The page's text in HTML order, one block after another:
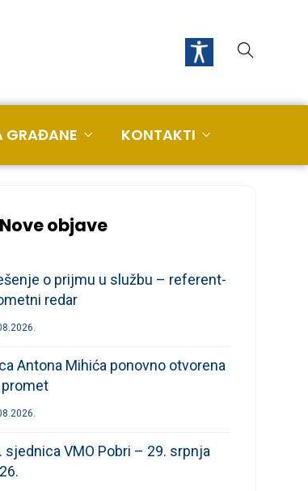
GRAĐANE KONTAKTI
Nove objave
o prijmu u službu – referent-
redar
Antona Mihića ponovno otvorena
promet
sjednica VMO Pobri – 29. srpnja